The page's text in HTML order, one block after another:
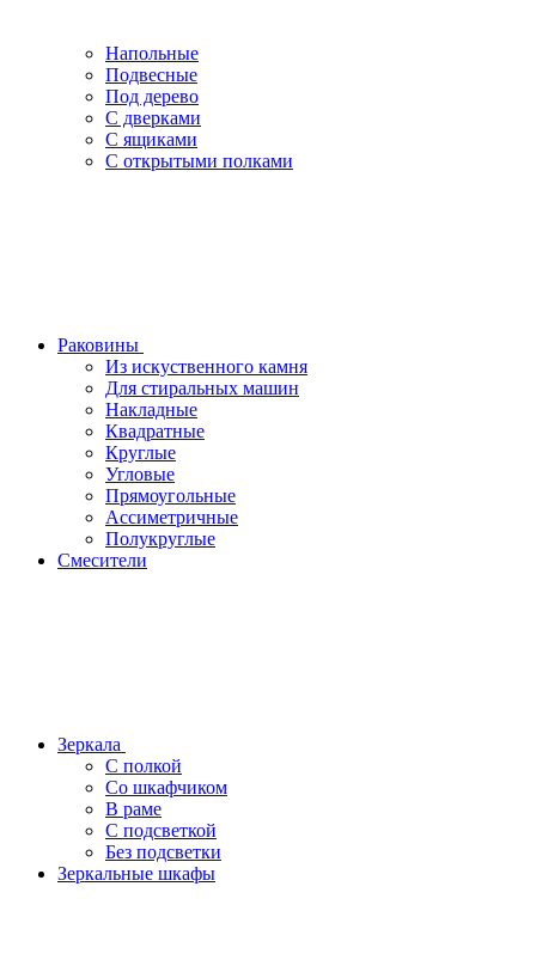
Напольные
Подвесные
Под дерево
С дверками
С ящиками
С открытыми полками
Раковины
Из искуственного камня
Для стиральных машин
Накладные
Квадратные
Круглые
Угловые
Прямоугольные
Ассиметричные
Полукруглые
Смесители
Зеркала
С полкой
Со шкафчиком
В раме
С подсветкой
Без подсветки
Зеркальные шкафы